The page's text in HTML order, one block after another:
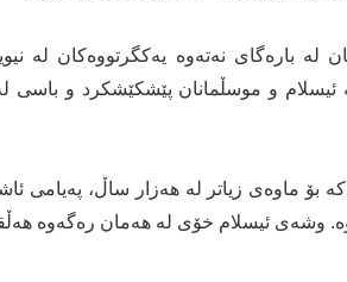
لە بارەگای نەتەوە یەکگرتووەکان لە
ئیسلام و موسڵمانان پێشکێشکرد و باسی
بۆ ماوەی زیاتر لە هەزار ساڵ، پەیامی
وشەی ئیسلام خۆی لە هەمان رەگەوە